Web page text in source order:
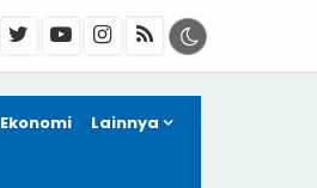
Ekonomi Lainnya